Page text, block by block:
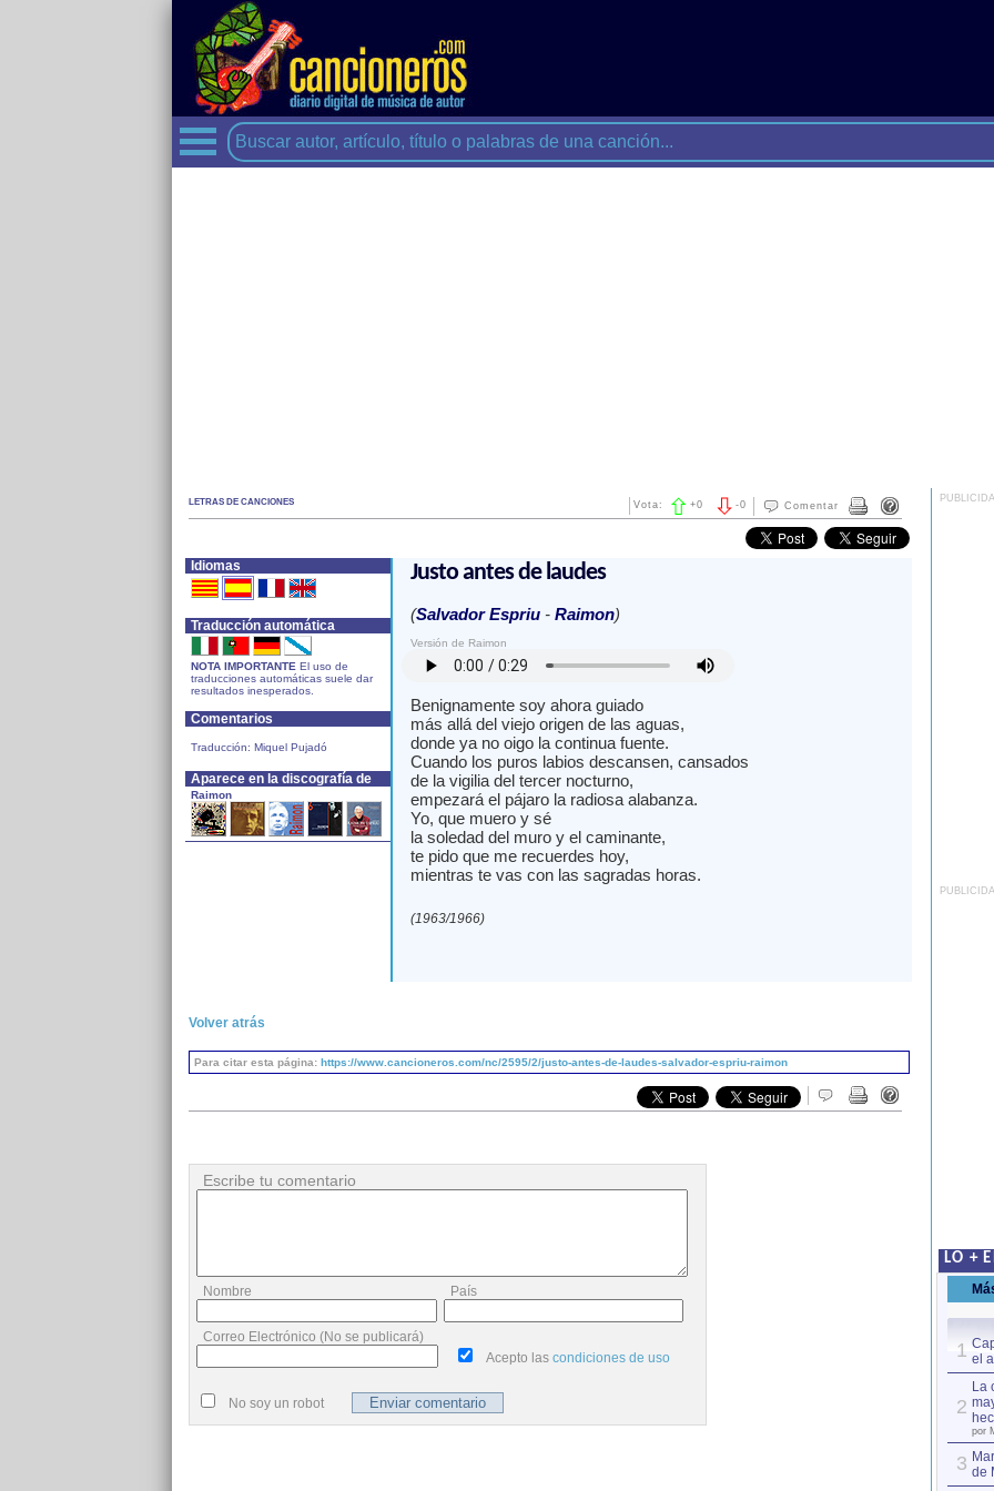
LETRAS DE CANCIONES Comentar
-0
Vota: +0
Idiomas
Traducción automática
NOTA IMPORTANTE El uso de
traducciones automáticas suele dar
resultados inesperados.
Comentarios
Traducción: Miquel Pujadó
Aparece en la discografía de
Raimon
Justo antes de laudes
(Salvador Espriu- Raimon)
Versión de Raimon
Benignamente soy ahora guiado
más allá del viejo origen de las aguas,
donde ya no oigo la continua fuente.
Cuando los puros labios descansen, cansados
de la vigilia del tercer nocturno,
empezará el pájaro la radiosa alabanza.
Yo, que muero y sé
la soledad del muro y el caminante,
te pido que me recuerdes hoy,
mientras te vas con las sagradas horas.
(1963/1966)
Volver atrás
Para citar esta página: https://www.cancioneros.com/nc/2595/2/justo-antes-de-laudes-salvador-espriu-raimon
Escribe tu comentario
Nombre País
Correo Electrónico (No se publicará)
Acepto las condiciones de uso
No soy un robot
LO +
1 el
2
La
por
3 de